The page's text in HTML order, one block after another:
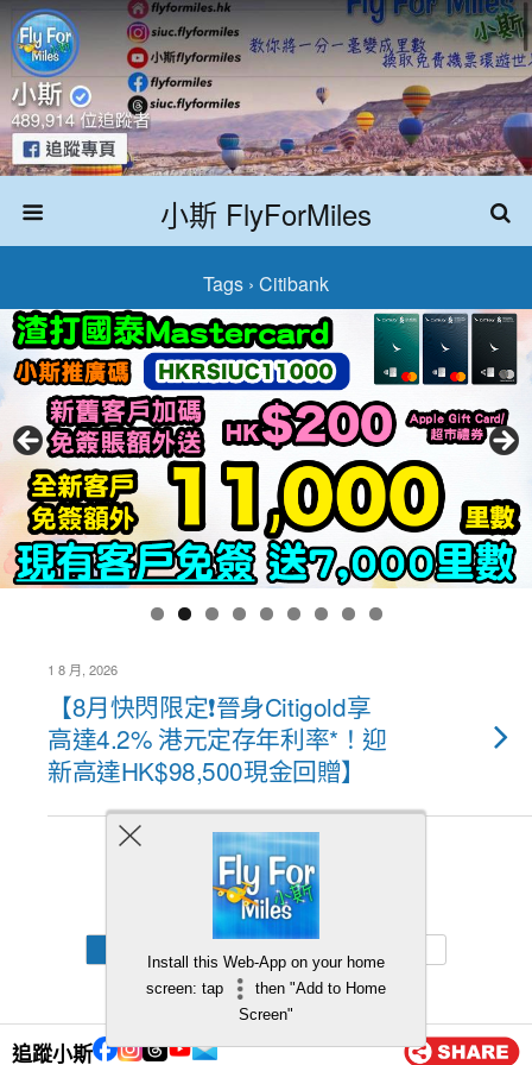
追蹤小斯
小斯 FlyForMiles
Tags › Citibank
1 8 月, 2026
【8月快閃限定❗晉身Citigold享
高達4.2% 港元定存年利率*！迎
新高達HK$98,500現金回贈】
Back to top
Install this Web-App on your home
screen: tap
then "Add to Home
Screen"